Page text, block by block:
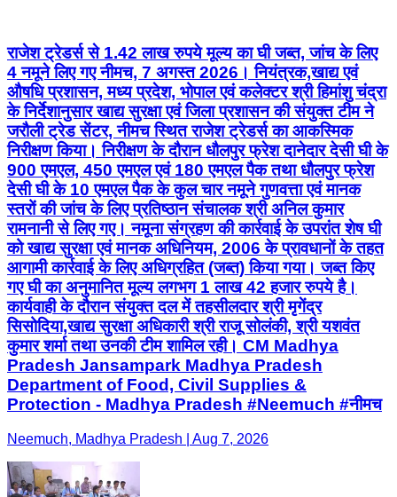
राजेश ट्रेडर्स से 1.42 लाख रुपये मूल्य का घी जब्त, जांच के लिए
4 नमूने लिए गए नीमच, 7 अगस्त 2026। नियंत्रक,खाद्य एवं
औषधि प्रशासन, मध्य प्रदेश, भोपाल एवं कलेक्टर श्री हिमांशु चंद्रा
के निर्देशानुसार खाद्य सुरक्षा एवं जिला प्रशासन की संयुक्त टीम ने
जरौली ट्रेड सेंटर, नीमच स्थित राजेश ट्रेडर्स का आकस्मिक
निरीक्षण किया। निरीक्षण के दौरान धौलपुर फ्रेश दानेदार देसी घी के
900 एमएल, 450 एमएल एवं 180 एमएल पैक तथा धौलपुर फ्रेश
देसी घी के 10 एमएल पैक के कुल चार नमूने गुणवत्ता एवं मानक
स्तरों की जांच के लिए प्रतिष्ठान संचालक श्री अनिल कुमार
रामनानी से लिए गए। नमूना संग्रहण की कार्रवाई के उपरांत शेष घी
को खाद्य सुरक्षा एवं मानक अधिनियम, 2006 के प्रावधानों के तहत
आगामी कार्रवाई के लिए अधिग्रहित (जब्त) किया गया। जब्त किए
गए घी का अनुमानित मूल्य लगभग 1 लाख 42 हजार रुपये है।
कार्यवाही के दौरान संयुक्त दल में तहसीलदार श्री मृगेंद्र
सिसोदिया,खाद्य सुरक्षा अधिकारी श्री राजू सोलंकी, श्री यशवंत
कुमार शर्मा तथा उनकी टीम शामिल रही। CM Madhya
Pradesh Jansampark Madhya Pradesh
Department of Food, Civil Supplies &
Protection - Madhya Pradesh #Neemuch #नीमच
Neemuch, Madhya Pradesh | Aug 7, 2026